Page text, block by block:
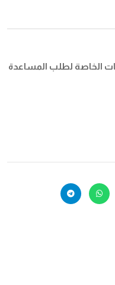
الخاصة لطلب المساعدة